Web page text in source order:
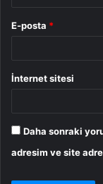
E-posta *
İnternet sitesi
Daha sonraki
adresim ve site